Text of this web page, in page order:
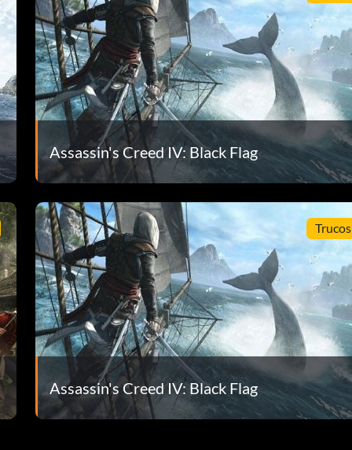
Assassin's Creed IV: Black Flag
Trucos
Assassin's Creed IV: Black Flag